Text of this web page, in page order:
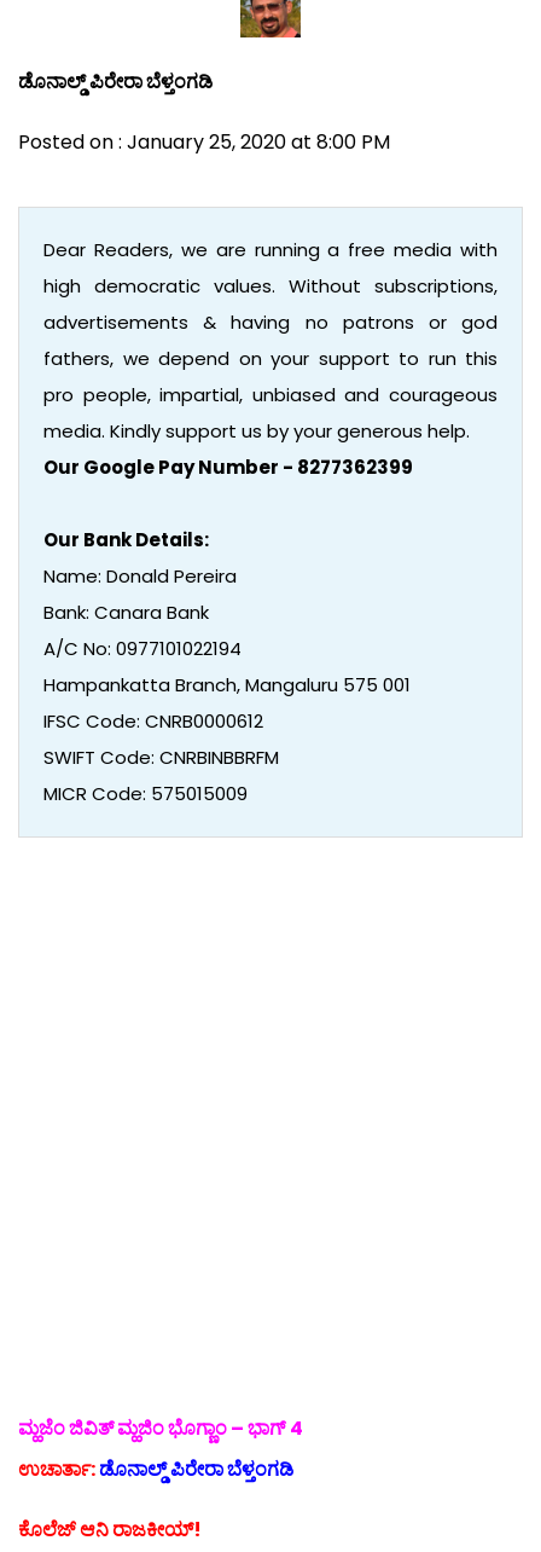
ಡೊನಾಲ್ಡ್ ಪಿರೇರಾ ಬೆಳ್ತಂಗಡಿ
Posted on : January 25, 2020 at 8:00 PM
Dear Readers, we are running a free media with
high democratic values. Without subscriptions,
advertisements & having no patrons or god
fathers, we depend on your support to run this
pro people, impartial, unbiased and courageous
media. Kindly support us by your generous help.
Our Google Pay Number - 8277362399
Our Bank Details:
Name: Donald Pereira
Bank: Canara Bank
A/C No: 0977101022194
Hampankatta Branch, Mangaluru 575 001
IFSC Code: CNRB0000612
SWIFT Code: CNRBINBBRFM
MICR Code: 575015009
ಮ್ಹಜೆಂ ಜಿವಿತ್ ಮ್ಹಜಿಂ ಭೊಗ್ಣಾಂ – ಭಾಗ್ 4
ಉಚಾರ್ತಾ:ಡೊನಾಲ್ಡ್ ಪಿರೇರಾ ಬೆಳ್ತಂಗಡಿ
ಕೊಲೆಜ್ ಆನಿ ರಾಜಕೀಯ್!